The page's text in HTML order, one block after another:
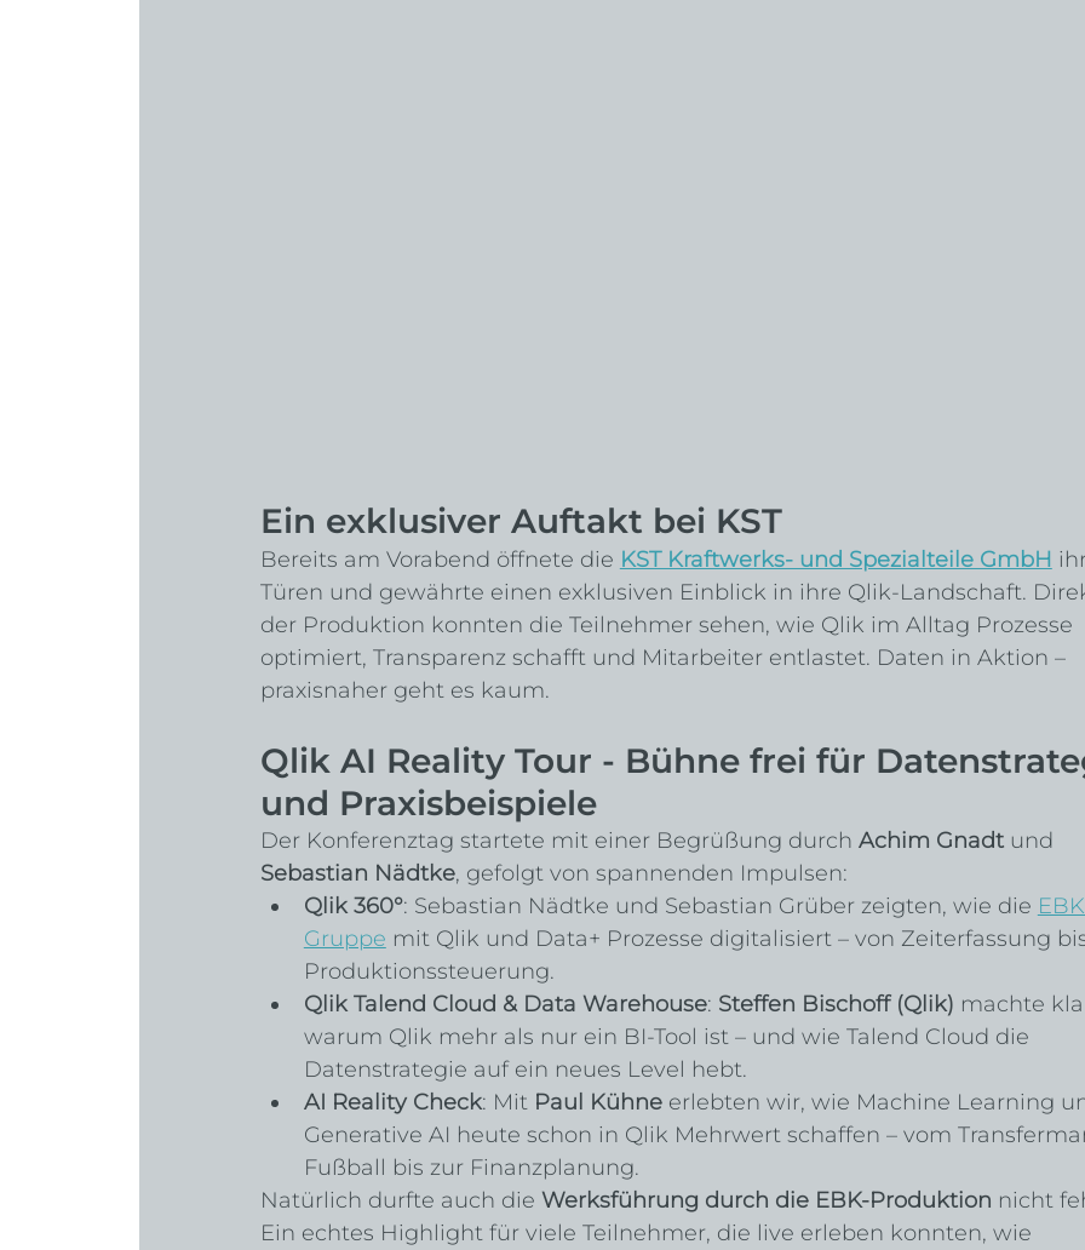
Ein exklusiver Auftakt bei KST
Bereits am Vorabend öffnete die KST Kraftwerks- und Spezialteile GmbH
Türen und gewährte einen exklusiven Einblick in ihre Qlik-Landschaft.
der Produktion konnten die Teilnehmer sehen, wie Qlik im Alltag Prozesse
optimiert, Transparenz schafft und Mitarbeiter entlastet. Daten in Aktion –
praxisnaher geht es kaum.
Qlik AI Reality Tour - Bühne frei für
und Praxisbeispiele
Der Konferenztag startete mit einer Begrüßung durch Achim Gnadt und
Sebastian Nädtke, gefolgt von spannenden Impulsen:
Qlik 360°: Sebastian Nädtke und Sebastian Grüber zeigten, wie die EBK
Gruppe mit Qlik und Data+ Prozesse digitalisiert – von Zeiterfassung
Produktionssteuerung.
Qlik Talend Cloud & Data Warehouse: Steffen Bischoff (Qlik) machte
warum Qlik mehr als nur ein BI-Tool ist – und wie Talend Cloud die
Datenstrategie auf ein neues Level hebt.
AI Reality Check: Mit Paul Kühne erlebten wir, wie Machine Learning
Generative AI heute schon in Qlik Mehrwert schaffen – vom
Fußball bis zur Finanzplanung.
Natürlich durfte auch die Werksführung durch die EBK-Produktion nicht
Ein echtes Highlight für viele Teilnehmer, die live erleben konnten, wie